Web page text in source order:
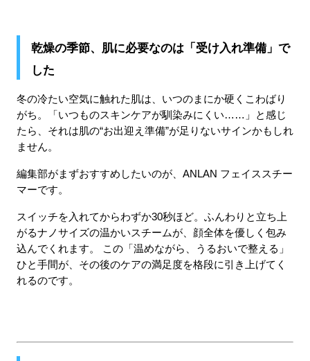
乾燥の季節、肌に必要なのは「受け入れ準備」で
した
冬の冷たい空気に触れた肌は、いつのまにか硬くこわばり
がち。「いつものスキンケアが馴染みにくい……」と感じ
たら、それは肌の“お出迎え準備”が足りないサインかもしれ
ません。
編集部がまずおすすめしたいのが、ANLAN フェイススチー
マーです。
スイッチを入れてからわずか30秒ほど。ふんわりと立ち上
がるナノサイズの温かいスチームが、顔全体を優しく包み
込んでくれます。 この「温めながら、うるおいで整える」
ひと手間が、その後のケアの満足度を格段に引き上げてく
れるのです。